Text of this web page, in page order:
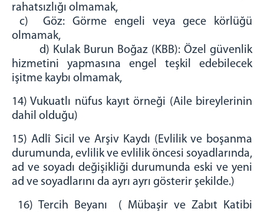
rahatsızlığı olmamak,
c) Göz: Görme engeli veya gece körlüğü
olmamak,
d) Kulak Burun Boğaz (KBB): Özel güvenlik
hizmetini yapmasına engel teşkil edebilecek
işitme kaybı olmamak,
14) Vukuatlı nüfus kayıt örneği (Aile bireylerinin
dahil olduğu)
15) Adlî Sicil ve Arşiv Kaydı (Evlilik ve boşanma
durumunda, evlilik ve evlilik öncesi soyadlarında,
ad ve soyadı değişikliği durumunda eski ve yeni
ad ve soyadlarını da ayrı ayrı gösterir şekilde.)
16) Tercih Beyanı ( Mübaşir ve Zabıt Katibi